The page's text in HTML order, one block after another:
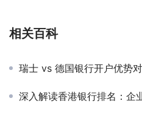
相关百科
瑞士 vs 德国银行开户优势对比
深入解读香港银行排名：企